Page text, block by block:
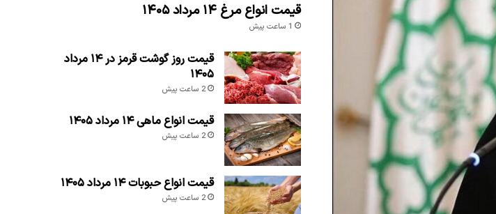
قیمت انواع مرغ ۱۴ مرداد ۱۴۰۵
1 ساعت پیش
قیمت روز گوشت قرمز در ۱۴ مرداد
۱۴۰۵
2 ساعت پیش
قیمت انواع ماهی ۱۴ مرداد ۱۴۰۵
2 ساعت پیش
قیمت انواع حبوبات ۱۴ مرداد ۱۴۰۵
2 ساعت پیش